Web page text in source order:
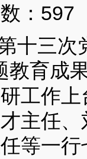
： 597
十三次
教育成
工作
主任
等一